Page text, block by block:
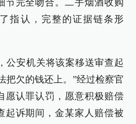
节完全吻合。二手烟酒收购
指认，完整的证据链条形
公安机关将该案移送审查起
把欠的钱还上。”经过检察官
愿认罪认罚，愿意积极赔偿
起诉期间，金某家人赔偿被